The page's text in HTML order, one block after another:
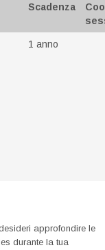
Scadenza
1 anno
approfondire le
durante la tua